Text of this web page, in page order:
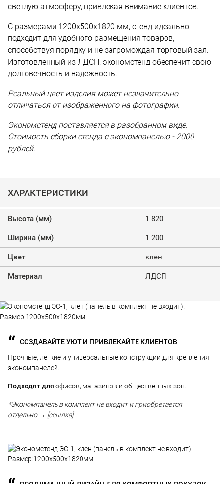
светлую атмосферу, привлекая внимание клиентов.
С размерами 1200х500х1820 мм, стенд идеально
подходит для удобного размещения товаров,
способствуя порядку и не загромождая торговый зал.
Изготовленный из ЛДСП, экономстенд обеспечит свою
долговечность и надежность.
Реальный цвет изделия может незначительно
отличаться от изображенного на фотографии.
Экономстенд поставляется в разобранном виде.
Стоимость сборки стенда с экономпанелью - 2000
рублей.
ХАРАКТЕРИСТИКИ
Высота (мм) 1 820
Ширина (мм) 1 200
Цвет клен
Материал ЛДСП
СОЗДАВАЙТЕ УЮТ И ПРИВЛЕКАЙТЕ КЛИЕНТОВ
Прочные, лёгкие и универсальные конструкции для крепления
экономпанелей.
Подходят для офисов, магазинов и общественных зон.
*Экономпанель в комплект не входит и приобретается
отдельно → [ссылка]